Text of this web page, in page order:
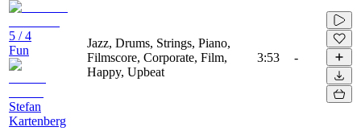
5 / 4
Fun
Stefan
Kartenberg
Jazz, Drums, Strings, Piano,
Filmscore, Corporate, Film,
Happy, Upbeat
3:53 -